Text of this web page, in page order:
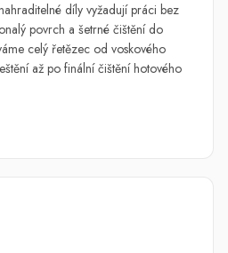
díly vyžadují práci bez
povrch a šetrné čištění do
celý řetězec od voskového
až po finální čištění hotového